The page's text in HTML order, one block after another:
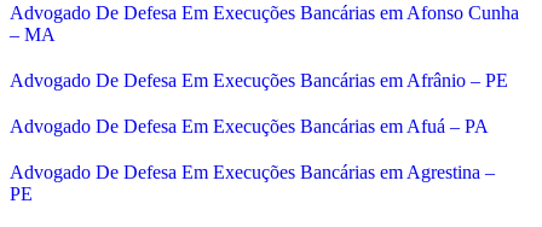
Advogado De Defesa Em Execuções Bancárias em Afonso Cunha
– MA
Advogado De Defesa Em Execuções Bancárias em Afrânio – PE
Advogado De Defesa Em Execuções Bancárias em Afuá – PA
Advogado De Defesa Em Execuções Bancárias em Agrestina –
PE